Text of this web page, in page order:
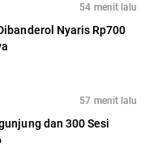
54 menit lalu
Nyaris Rp700
57 menit lalu
dan 300 Sesi